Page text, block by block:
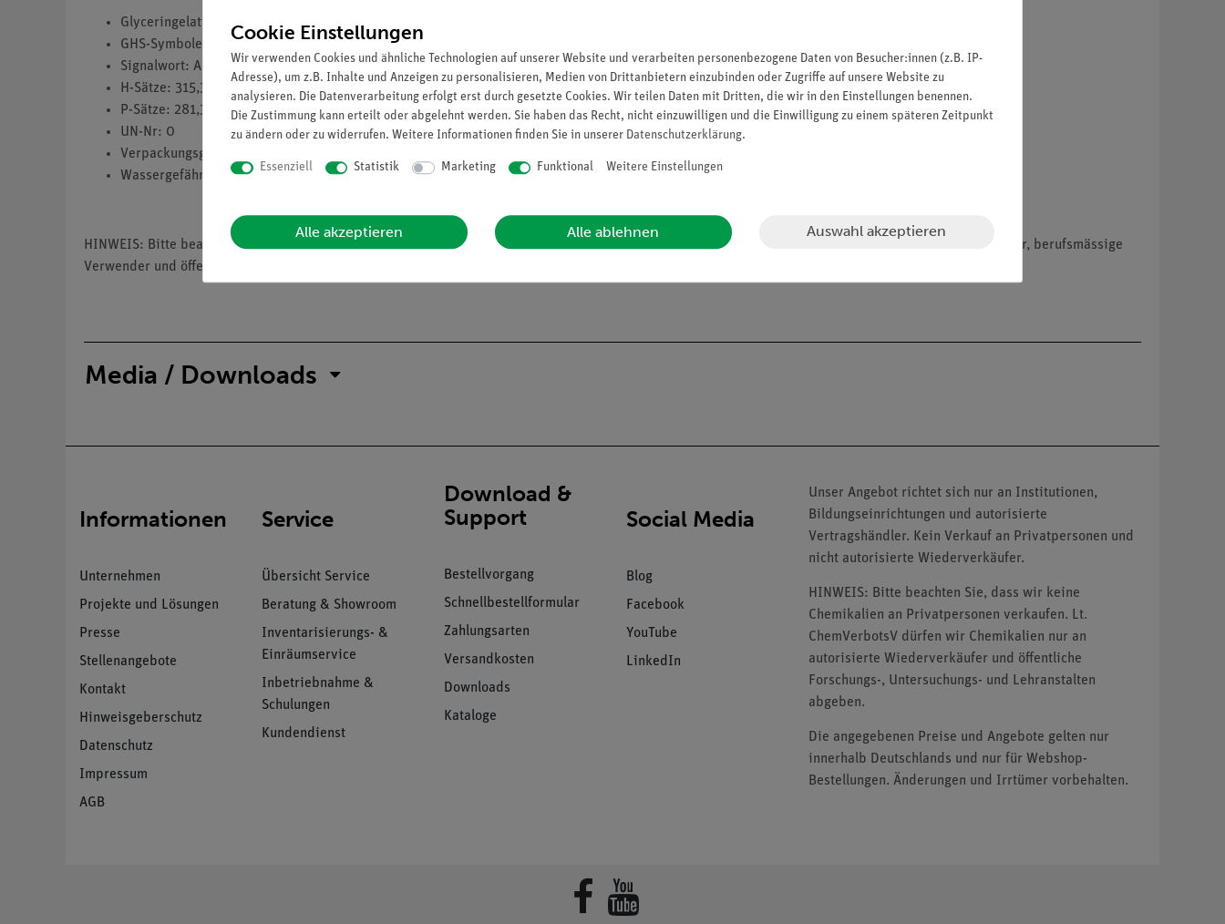
Glyceringelatine nach Kaiser
GHS-Symbole(s): GHS08,GHS07
Signalwort: Achtung
H-Sätze: 315,319,341
P-Sätze: 281,302+352,305+351+338,308+313
UN-Nr: 0
Verpackungsgruppe: 0
Wassergefährdungsklasse: 1
HINWEIS: Bitte beachten Sie, dass wir keine Chemikalien an Privatpersonen verkaufen. Lt. ChemVerbotsV dürfen wir Chemikalien nur an Wiederverkäufer, berufsmässige
Verwender und öffentliche Forschungs-, Untersuchungs- und Lehranstalten abgeben.
Media / Downloads
Informationen
Unternehmen
Projekte und Lösungen
Presse
Stellenangebote
Kontakt
Hinweisgeberschutz
Datenschutz
Impressum
AGB
Service
Übersicht Service
Beratung & Showroom
Inventarisierungs- &
Einräumservice
Inbetriebnahme &
Schulungen
Kundendienst
Download &
Support
Bestellvorgang
Schnellbestellformular
Zahlungsarten
Versandkosten
Downloads
Kataloge
Social Media
Blog
Facebook
YouTube
LinkedIn
Unser Angebot richtet sich nur an Institutionen,
Bildungseinrichtungen und autorisierte
Vertragshändler. Kein Verkauf an Privatpersonen und
nicht autorisierte Wiederverkäufer.
HINWEIS: Bitte beachten Sie, dass wir keine
Chemikalien an Privatpersonen verkaufen. Lt.
ChemVerbotsV dürfen wir Chemikalien nur an
autorisierte Wiederverkäufer und öffentliche
Forschungs-, Untersuchungs- und Lehranstalten
abgeben.
Die angegebenen Preise und Angebote gelten nur
innerhalb Deutschlands und nur für Webshop-
Bestellungen. Änderungen und Irrtümer vorbehalten.
Cookie Einstellungen
Wir verwenden Cookies und ähnliche Technologien auf unserer Website und verarbeiten personenbezogene Daten von Besucher:innen (z.B. IP-
Adresse), um z.B. Inhalte und Anzeigen zu personalisieren, Medien von Drittanbietern einzubinden oder Zugriffe auf unsere Website zu
analysieren. Die Datenverarbeitung erfolgt erst durch gesetzte Cookies. Wir teilen Daten mit Dritten, die wir in den Einstellungen benennen.
Die Zustimmung kann erteilt oder abgelehnt werden. Sie haben das Recht, nicht einzuwilligen und die Einwilligung zu einem späteren Zeitpunkt
zu ändern oder zu widerrufen. Weitere Informationen finden Sie in unserer Daten­schutz­erklärung.
Essenziell Statistik Marketing Funktional Weitere Einstellungen
Alle akzeptieren Alle ablehnen Auswahl akzeptieren